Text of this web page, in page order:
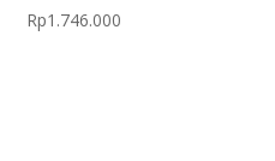
Rp1.746.000